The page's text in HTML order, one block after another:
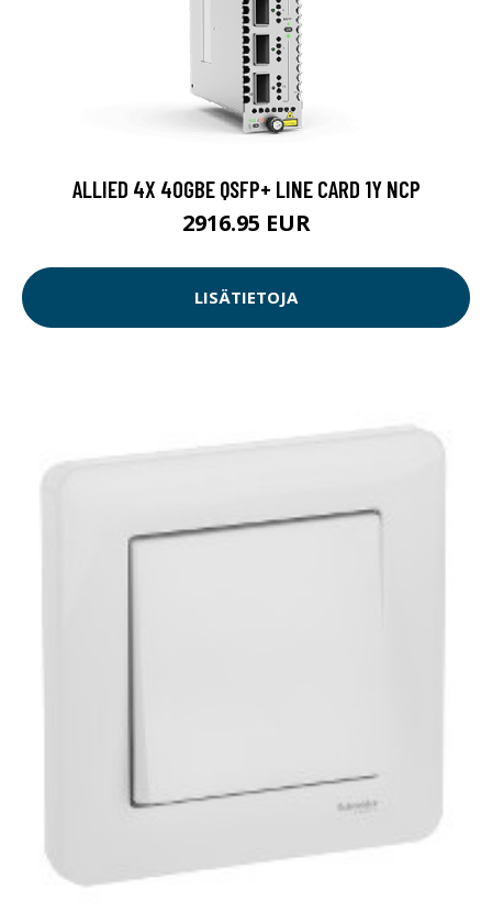
ALLIED 4X 40GBE QSFP+ LINE CARD 1Y NCP
2916.95 EUR
LISÄTIETOJA